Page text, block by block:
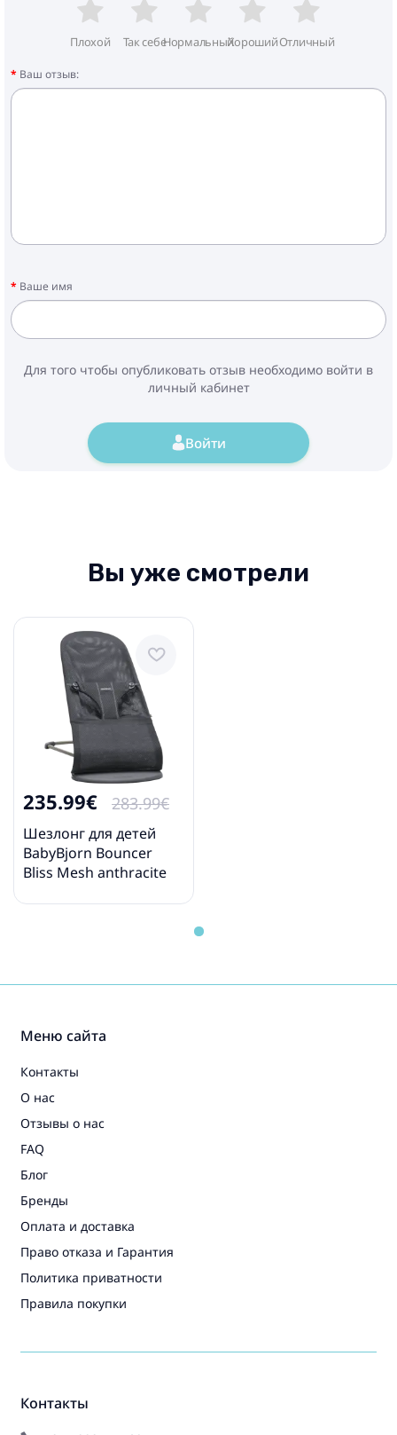
Плохой Так себеНормальныйХорошийОтличный
Ваш отзыв:
Ваше имя
Для того чтобы опубликовать отзыв необходимо войти в
личный кабинет
Войти
Вы уже смотрели
235.99€ 283.99€
Шезлонг для детей
BabyBjorn Bouncer
Bliss Mesh anthracite
Контакты
Меню сайта
Контакты
О нас
Отзывы о нас
FAQ
Блог
Бренды
Оплата и доставка
Право отказа и Гарантия
Политика приватности
Правила покупки